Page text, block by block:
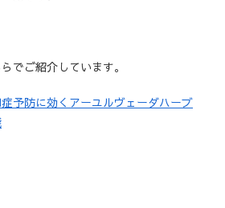
でご紹介しています。
予防に効くアーユルヴェーダハーブ